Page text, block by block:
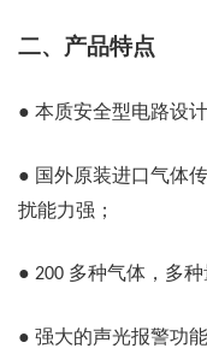
二、产品特点
● 本质安全型电路设
● 国外原装进口气体
扰能力强；
● 200 多种气体，多
● 强大的声光报警功能